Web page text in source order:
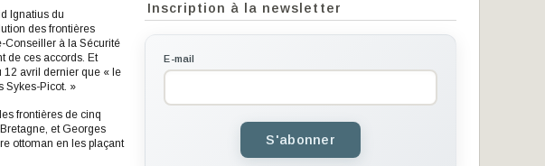
Ignatius du
des frontières
Conseiller à la Sécurité
de ces accords. Et
12 avril dernier que « le
Sykes-Picot. »
frontières de cinq
et Georges
ottoman en les plaçant
Inscription à la newsletter
E-mail
S'abonner